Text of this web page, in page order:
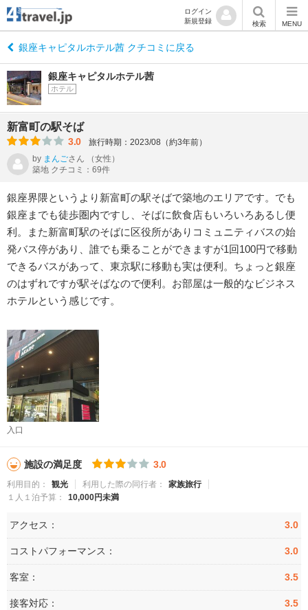
ログイン
新規登録
検索 MENU
銀座キャピタルホテル茜 クチコミに戻る
銀座キャピタルホテル茜
ホテル
新富町の駅そば
3.0
旅行時期：2023/08（約3年前）
by まんごさん
（女性）
築地 クチコミ：69件
銀座界隈というより新富町の駅そばで築地のエリアです。でも
銀座までも徒歩圏内ですし、そばに飲食店もいろいろあるし便
利。また新富町駅のそばに区役所がありコミュニティバスの始
発バス停があり、誰でも乗ることができますが1回100円で移動
できるバスがあって、東京駅に移動も実は便利。ちょっと銀座
のはずれですが駅そばなので便利。お部屋は一般的なビジネス
ホテルという感じです。
入口
施設の満足度 3.0
利用目的： 観光 利用した際の同行者：
家族旅行
１人１泊予算：
10,000円未満
アクセス： 3.0
コストパフォーマンス： 3.0
客室： 3.5
接客対応： 3.5